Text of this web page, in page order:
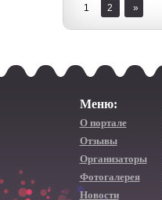
1 2 »
Меню:
О портале
Отзывы
Организаторы
Фотогалерея
Новости